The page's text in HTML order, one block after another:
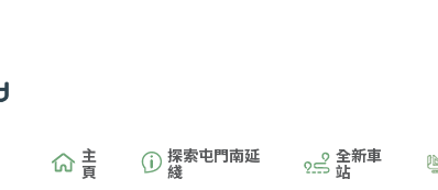
主
頁
探索屯門南延
綫
全新車
站